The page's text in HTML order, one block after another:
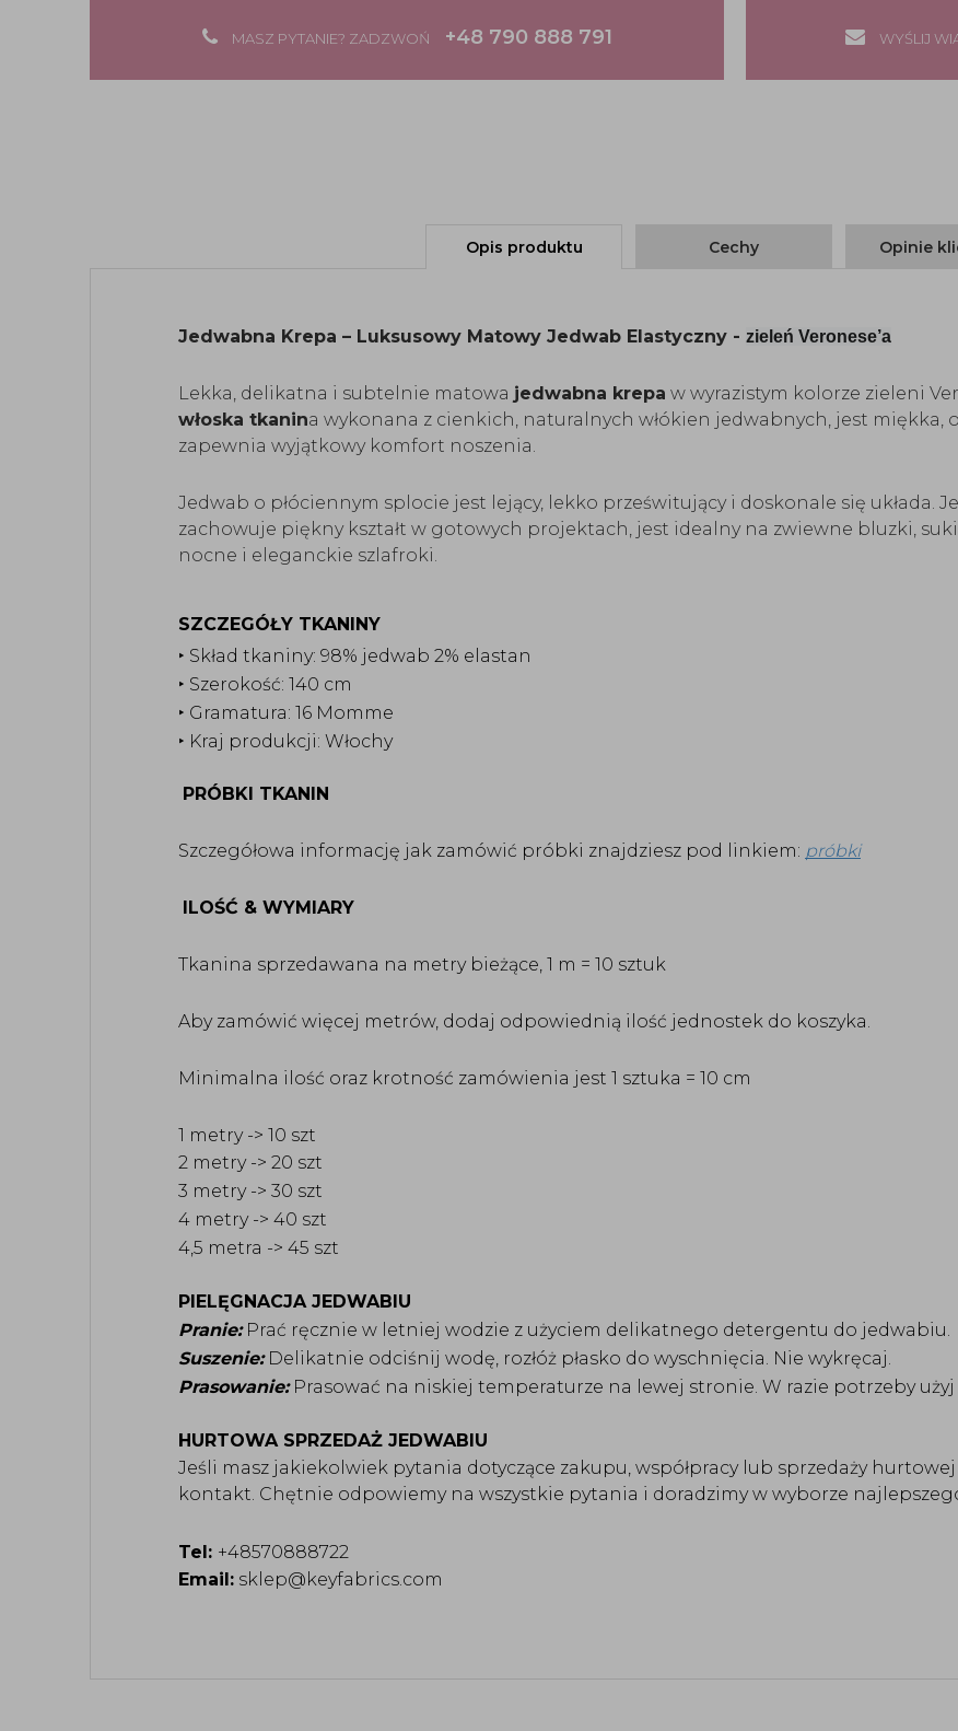
MASZ PYTANIE? ZADZWOŃ +48 790 888 791 WYŚLIJ
Opis produktu Cechy Opinie
Jedwabna Krepa – Luksusowy Matowy Jedwab Elastyczny - zieleń Veronese’a
Lekka, delikatna i subtelnie matowa jedwabna krepa w wyrazistym kolorze zieleni
włoska tkanina wykonana z cienkich, naturalnych włókien jedwabnych, jest miękka,
zapewnia wyjątkowy komfort noszenia.
Jedwab o płóciennym splocie jest lejący, lekko prześwitujący i doskonale się układa.
zachowuje piękny kształt w gotowych projektach, jest idealny na zwiewne bluzki,
nocne i eleganckie szlafroki.
SZCZEGÓŁY TKANINY
‣ Skład tkaniny: 98% jedwab 2% elastan
‣ Szerokość: 140 cm
‣ Gramatura: 16 Momme
‣ Kraj produkcji: Włochy
PRÓBKI TKANIN
Szczegółowa informację jak zamówić próbki znajdziesz pod linkiem: próbki
ILOŚĆ & WYMIARY
Tkanina sprzedawana na metry bieżące, 1 m = 10 sztuk
Aby zamówić więcej metrów, dodaj odpowiednią ilość jednostek do koszyka.
Minimalna ilość oraz krotność zamówienia jest 1 sztuka = 10 cm
1 metry -> 10 szt
2 metry -> 20 szt
3 metry -> 30 szt
4 metry -> 40 szt
4,5 metra -> 45 szt
PIELĘGNACJA JEDWABIU
Pranie:Prać ręcznie w letniej wodzie z użyciem delikatnego detergentu do jedwabiu.
Suszenie:Delikatnie odciśnij wodę, rozłóż płasko do wyschnięcia. Nie wykręcaj.
Prasowanie:Prasować na niskiej temperaturze na lewej stronie. W razie potrzeby użyj
HURTOWA SPRZEDAŻ JEDWABIU
Jeśli masz jakiekolwiek pytania dotyczące zakupu, współpracy lub sprzedaży
kontakt. Chętnie odpowiemy na wszystkie pytania i doradzimy w wyborze
Tel: +48570888722
Email: sklep@keyfabrics.com